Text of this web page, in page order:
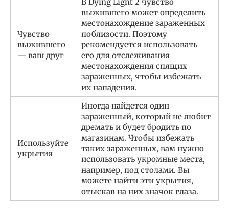
Чувство
выжившего
— ваш друг
выжившего может определить
местонахождение зараженных
поблизости. Поэтому
рекомендуется использовать
его для отслеживания
местонахождения спящих
зараженных, чтобы избежать
их нападения.
Используйте
укрытия
Иногда найдется один
зараженный, который не любит
дремать и будет бродить по
магазинам. Чтобы избежать
таких зараженных, вам нужно
использовать укромные места,
например, под столами. Вы
можете найти эти укрытия,
отыскав на них значок глаза.